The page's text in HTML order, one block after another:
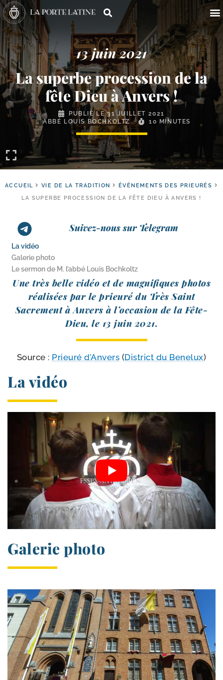
13 juin 2021
La superbe procession de la
fête Dieu à Anvers !
PUBLIÉ LE31 JUILLET 2021
ABBÉ LOUIS BOCHKOLTZ
10 MINUTES
ACCUEIL VIE DE LA TRADITION
ÉVÉNEMENTS DES PRIEURÉS
LA SUPERBE PROCESSION DE LA FÊTE DIEU À ANVERS !
Suivez-nous sur Telegram
La vidéo
Galerie photo
Le sermon de M. l’abbé Louis Bochkoltz
Une très belle vidéo et de magni­fiques pho­tos
réa­li­sées par le prieu­ré du Très Saint
Sacrement à Anvers à l’oc­ca­sion de la Fête-​
Dieu, le 13 juin 2021.
Source :Prieuré d’Anvers (District du Benelux)
La vidéo
Galerie photo